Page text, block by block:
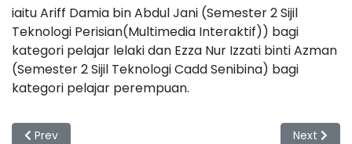
iaitu Ariff Damia bin Abdul Jani (Semester 2 Sijil
Teknologi Perisian(Multimedia Interaktif)) bagi
kategori pelajar lelaki dan Ezza Nur Izzati binti Azman
(Semester 2 Sijil Teknologi Cadd Senibina) bagi
kategori pelajar perempuan.
Previous article: Sukan Dalaman Pelajar Anjuran Majlis
Prev Next
Next